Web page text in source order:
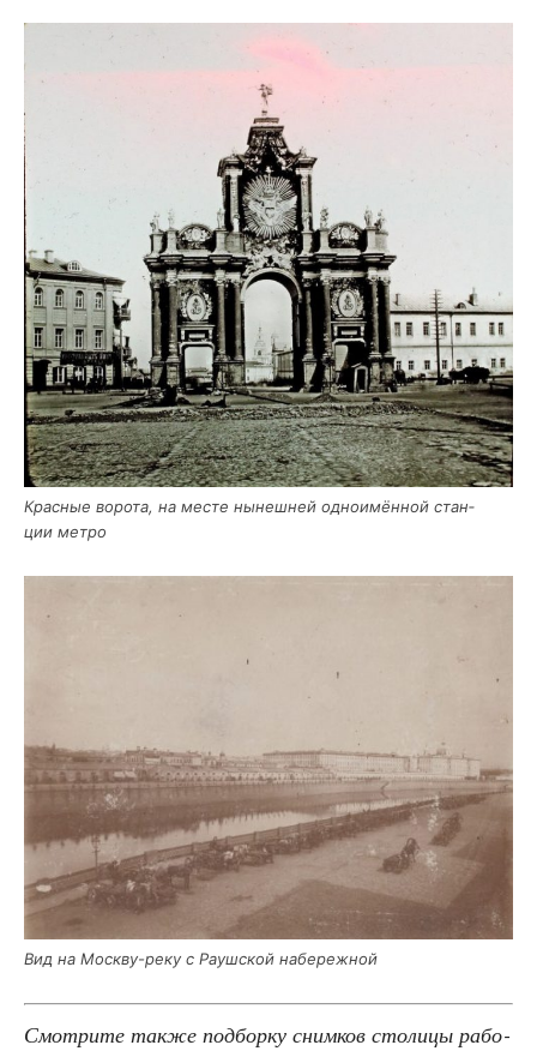
Крас­ные воро­та, на месте нынеш­ней одно­имён­ной стан­
ции метро
Вид на Моск­ву-реку с Рауш­ской набережной
Смот­ри­те так­же под­бор­ку сним­ков сто­ли­цы рабо­